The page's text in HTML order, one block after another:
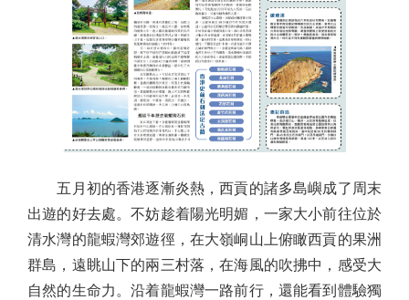
五月初的香港逐漸炎熱，西貢的諸多島嶼成了周末
出遊的好去處。不妨趁着陽光明媚，一家大小前往位於
清水灣的龍蝦灣郊遊徑，在大嶺峒山上俯瞰西貢的果洲
群島，遠眺山下的兩三村落，在海風的吹拂中，感受大
自然的生命力。沿着龍蝦灣一路前行，還能看到體驗獨